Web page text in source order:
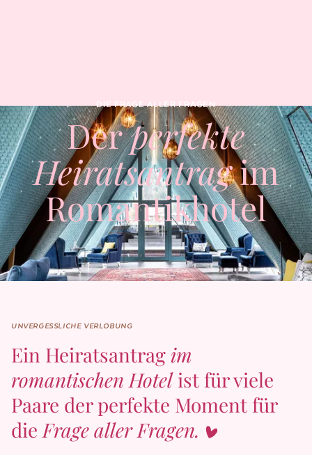
DIE FRAGE ALLER FRAGEN
Derperfekte
Heiratsantragim
Romantikhotel
UNVERGESSLICHE VERLOBUNG
Ein Heiratsantrag im
romantischen Hotelist für viele
Paare der perfekte Moment für
die Frage aller Fragen.